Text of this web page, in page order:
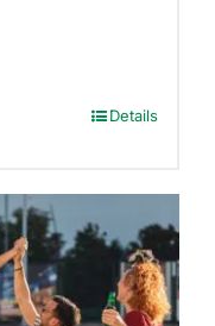
Details